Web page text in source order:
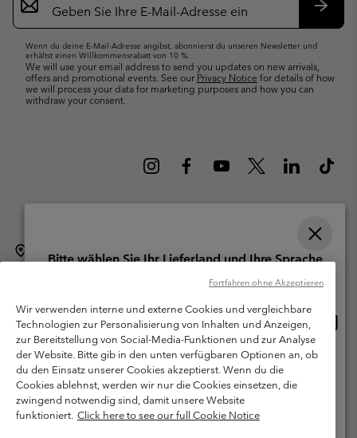
Anmeldung
Wenn du deine E-Mail-Adresse angibst, abonnierst du unseren Newsletter und
erhältst einen Willkommensrabatt von 10 %.
We will use your email address to send you updates on new arrivals,
offers and promotional events. See our Privacy Notice for details of how
we will process your data for marketing purposes and how you can
withdraw your consent.
Columbia Sportswear Company. Avenue des Morgines, 12 1213
Petit-Lancy Switzerland. Alle Rechte vorbehalten.
Nutzungsbedingungen
Allgemeine Verkaufsbedingungen
Garantie
Datenschutzerklärung
Bestimmungen und Bedingungen des Mitglieder Programms
Nutzungsbedingungen Für Nutzergenerierte Inhalte
Impressum
Cookies
Wir verwenden interne und externe Cookies und vergleichbare
Technologien zur Personalisierung von Inhalten und Anzeigen,
zur Bereitstellung von Social-Media-Funktionen und zur Analyse
der Website. Bitte gib in den unten verfügbaren Optionen an, ob
du den Einsatz unserer Cookies akzeptierst. Wenn du die
Cookies ablehnst, werden wir nur die Cookies einsetzen, die
zwingend notwendig sind, damit unsere Website
funktioniert. Click here to see our full Cookie Notice
Fortfahren ohne Akzeptieren
Bitte wählen Sie Ihr Lieferland und Ihre Sprache
Online-Einkauf verfügbar
United States
Switzerland-English
Switzerland-Deutsch